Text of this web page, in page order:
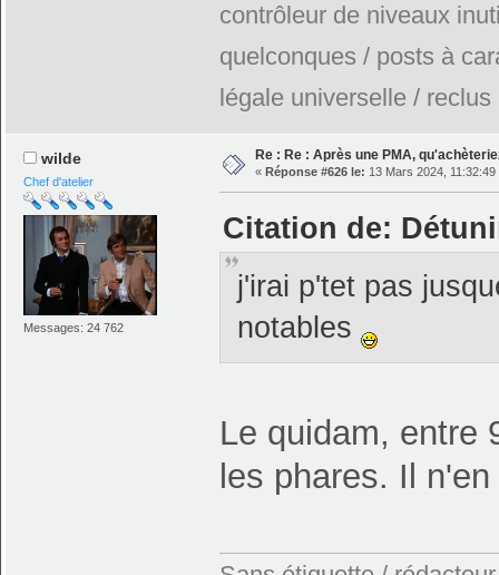
contrôleur de niveaux
quelconques / posts à
légale universelle / reclus
wilde
Chef d'atelier
Messages: 24 762
Re : Re : Après une PMA,
« Réponse #626 le: 13 Mars 2024, 11:32:49
Citation de:
j'irai p'tet pas
notables
Le quidam, entre
les phares. Il